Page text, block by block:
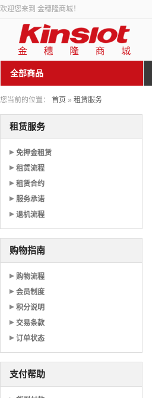
欢迎您来到 金穗隆商城！
全部商品
您当前的位置： 首页 » 租赁服务
租赁服务
免押金租赁
租赁流程
租赁合约
服务承诺
退机流程
购物指南
购物流程
会员制度
积分说明
交易条款
订单状态
支付帮助